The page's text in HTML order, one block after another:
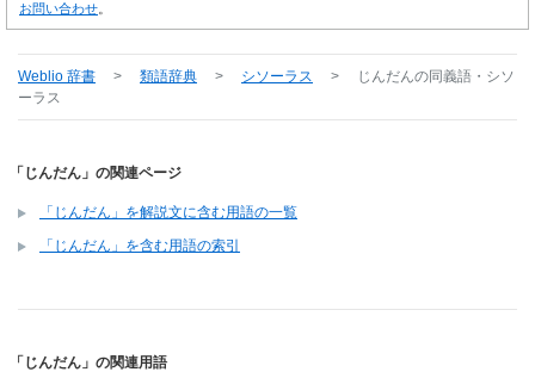
お問い合わせ
Weblio 辞書 > 類語辞典 > シソーラス > じんだんの同義語・シソ
ーラス
「じんだん」の関連ページ
「じんだん」を解説文に含む用語の一覧
「じんだん」を含む用語の索引
「じんだん」の関連用語